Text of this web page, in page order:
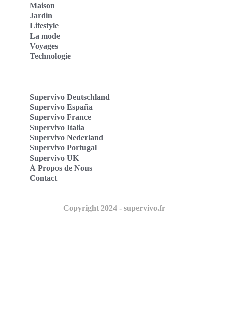
Maison
Jardin
Lifestyle
La mode
Voyages
Technologie
Supervivo Deutschland
Supervivo España
Supervivo France
Supervivo Italia
Supervivo Nederland
Supervivo Portugal
Supervivo UK
À Propos de Nous
Contact
Copyright 2024 - supervivo.fr